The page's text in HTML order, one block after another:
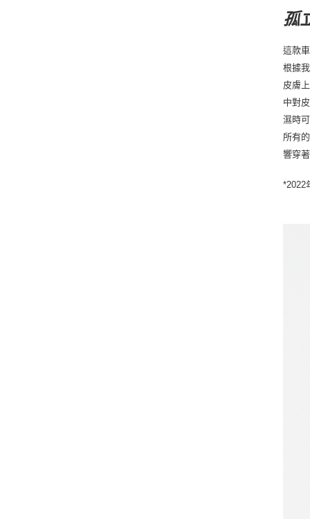
孤
這款
根據
皮膚
中對
濕時
所有
響穿
*2022